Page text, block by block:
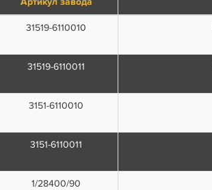
31519-6110010
31519-6110011
3151-6110010
3151-6110011
1/28400/90